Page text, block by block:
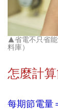
▲省電不只省
料庫）
怎麼計
每期節電量